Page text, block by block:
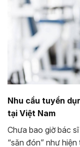
Nhu cầu tuyển
tại Việt Nam
Chưa bao giờ bác
“săn đón” như